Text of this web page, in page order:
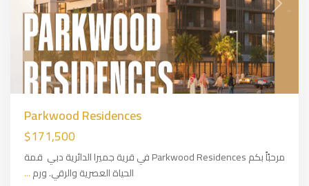
Next
$171,500
مرحبًاً بكم Parkwood Residences في قرية جميرا الدائرية دبي قمة
الحياة العصرية والرقي. ورم...